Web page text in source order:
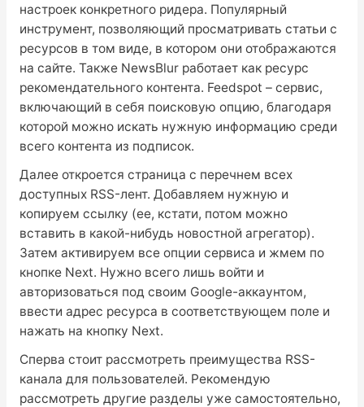
настроек конкретного ридера. Популярный
инструмент, позволяющий просматривать статьи с
ресурсов в том виде, в котором они отображаются
на сайте. Также NewsBlur работает как ресурс
рекомендательного контента. Feedspot – сервис,
включающий в себя поисковую опцию, благодаря
которой можно искать нужную информацию среди
всего контента из подписок.
Далее откроется страница с перечнем всех
доступных RSS-лент. Добавляем нужную и
копируем ссылку (ее, кстати, потом можно
вставить в какой-нибудь новостной агрегатор).
Затем активируем все опции сервиса и жмем по
кнопке Next. Нужно всего лишь войти и
авторизоваться под своим Google-аккаунтом,
ввести адрес ресурса в соответствующем поле и
нажать на кнопку Next.
Сперва стоит рассмотреть преимущества RSS-
канала для пользователей. Рекомендую
рассмотреть другие разделы уже самостоятельно,